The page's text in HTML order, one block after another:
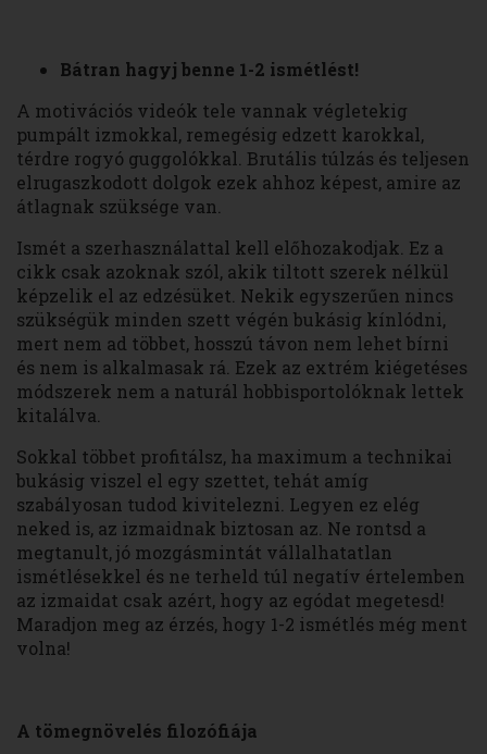
Bátran hagyj benne 1-2 ismétlést!
A motivációs videók tele vannak végletekig
pumpált izmokkal, remegésig edzett karokkal,
térdre rogyó guggolókkal. Brutális túlzás és teljesen
elrugaszkodott dolgok ezek ahhoz képest, amire az
átlagnak szüksége van.
Ismét a szerhasználattal kell előhozakodjak. Ez a
cikk csak azoknak szól, akik tiltott szerek nélkül
képzelik el az edzésüket. Nekik egyszerűen nincs
szükségük minden szett végén bukásig kínlódni,
mert nem ad többet, hosszú távon nem lehet bírni
és nem is alkalmasak rá. Ezek az extrém kiégetéses
módszerek nem a naturál hobbisportolóknak lettek
kitalálva.
Sokkal többet profitálsz, ha maximum a technikai
bukásig viszel el egy szettet, tehát amíg
szabályosan tudod kivitelezni. Legyen ez elég
neked is, az izmaidnak biztosan az. Ne rontsd a
megtanult, jó mozgásmintát vállalhatatlan
ismétlésekkel és ne terheld túl negatív értelemben
az izmaidat csak azért, hogy az egódat megetesd!
Maradjon meg az érzés, hogy 1-2 ismétlés még ment
volna!
A tömegnövelés filozófiája